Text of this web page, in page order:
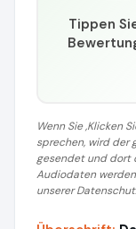
Tippen
Wenn Sie ‚Klicken
sprechen, wird der
gesendet und dort
Audiodaten
unserer